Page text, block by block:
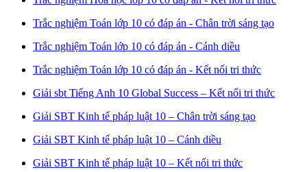
Trắc nghiệm Toán lớp 10 có đáp án - Chân trời sáng tạo
Trắc nghiệm Toán lớp 10 có đáp án - Cánh diều
Trắc nghiệm Toán lớp 10 có đáp án - Kết nối tri thức
Giải sbt Tiếng Anh 10 Global Success – Kết nối tri thức
Giải SBT Kinh tế pháp luật 10 – Chân trời sáng tạo
Giải SBT Kinh tế pháp luật 10 – Cánh diều
Giải SBT Kinh tế pháp luật 10 – Kết nối tri thức